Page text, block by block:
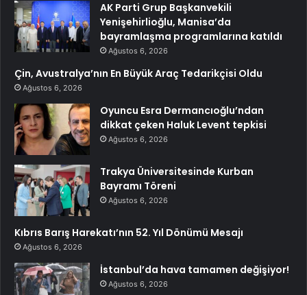
AK Parti Grup Başkanvekili
Yenişehirlioğlu, Manisa’da
bayramlaşma programlarına katıldı
Ağustos 6, 2026
Çin, Avustralya’nın En Büyük Araç Tedarikçisi Oldu
Ağustos 6, 2026
Oyuncu Esra Dermancıoğlu’ndan
dikkat çeken Haluk Levent tepkisi
Ağustos 6, 2026
Trakya Üniversitesinde Kurban
Bayramı Töreni
Ağustos 6, 2026
Kıbrıs Barış Harekatı’nın 52. Yıl Dönümü Mesajı
Ağustos 6, 2026
İstanbul’da hava tamamen değişiyor!
Ağustos 6, 2026